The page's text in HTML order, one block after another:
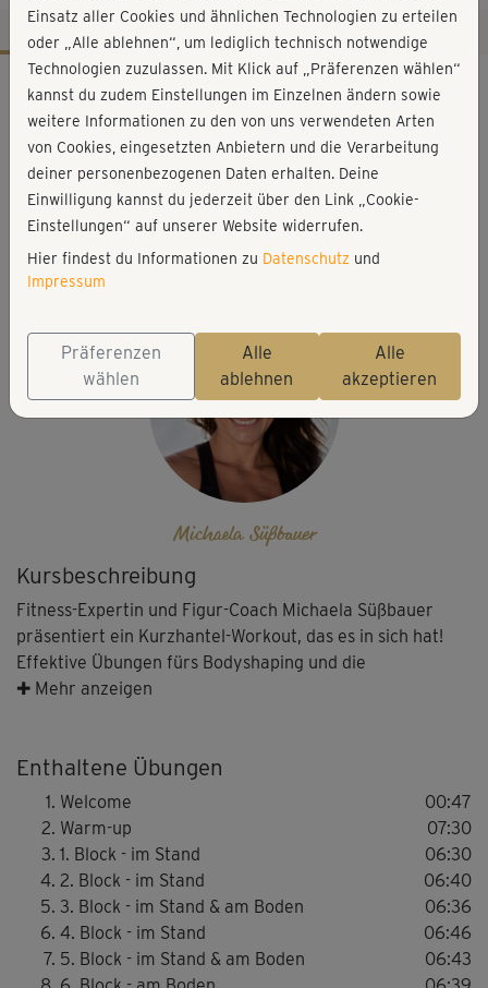
Kursbeschreibung
Fitness-Expertin und Figur-Coach Michaela Süßbauer
präsentiert ein Kurzhantel-Workout, das es in sich hat!
Effektive Übungen fürs Bodyshaping und die
Kraftausdauer werden mit intensivem, funktionalem
Figur. Pause kannst du später machen!
Los geht’s natürlich mit einem Warm-up, das deine
Muskulatur auf das fordernde Training vorbereitet. Zu
Beginn der einzelnen Blöcke erklärt dir Michi die
Übungen in einem langsameren Tempo, bevor es richtig
dynamisch wird. Versuche trotz der hohen Schlagzahl
eine saubere Ausführung beizubehalten und achte immer
auf eine gute Körperspannung. Wenn du mal nicht mehr
✚ Mehr anzeigen
Enthaltene Übungen
Welcome
00:47
Warm-up
07:30
1. Block - im Stand
06:30
2. Block - im Stand
06:40
3. Block - im Stand & am Boden
06:36
4. Block - im Stand
06:46
5. Block - im Stand & am Boden
06:43
Workout-Facts
anspruchsvoll
58 Min
446 kcal
Michaela Süßbauer
Kurzhanteln oder Wasserflaschen, Matte für
Bodenübungen
Michaela Süßbauer
Einsatz aller Cookies und ähnlichen Technologien zu erteilen
oder „Alle ablehnen“, um lediglich technisch notwendige
Technologien zuzulassen. Mit Klick auf „Präferenzen wählen“
kannst du zudem Einstellungen im Einzelnen ändern sowie
weitere Informationen zu den von uns verwendeten Arten
von Cookies, eingesetzten Anbietern und die Verarbeitung
deiner personenbezogenen Daten erhalten. Deine
Einwilligung kannst du jederzeit über den Link „Cookie-
Einstellungen“ auf unserer Website widerrufen.
Hier findest du Informationen zu Datenschutz und
Impressum
Präferenzen
wählen
Alle
ablehnen
Alle
akzeptieren